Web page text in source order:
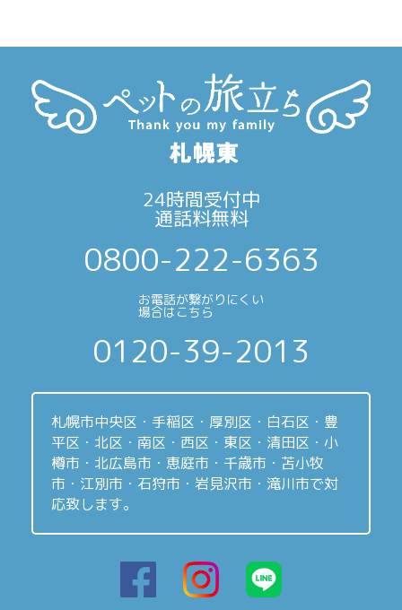
24時間受付中
通話料無料
0800-222-6363
お電話が繋がりにくい
場合はこちら
0120-39-2013
札幌市中央区・手稲区・厚別区・白石区・豊
平区・北区・南区・西区・東区・清田区・小
樽市・北広島市・恵庭市・千歳市・苫小牧
市・江別市・石狩市・岩見沢市・滝川市で対
応致します。